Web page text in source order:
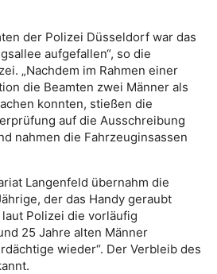
der Polizei Düsseldorf war das
aufgefallen“, so die
„Nachdem im Rahmen einer
die Beamten zwei Männer als
konnten, stießen die
auf die Ausschreibung
nahmen die Fahrzeuginsassen
Langenfeld übernahm die
der das Handy geraubt
Polizei die vorläufig
25 Jahre alten Männer
wieder“. Der Verbleib des